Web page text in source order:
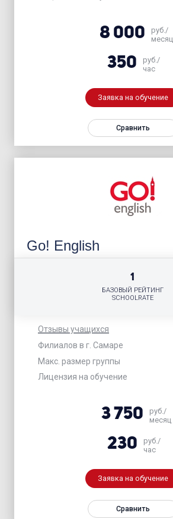
8 000
руб./
месяц
350
руб./
час
Заявка на обучение
Сравнить
Go! English
Отзывы учащихся
Филиалов в г. Самаре
Макс. размер группы
Лицензия на обучение
1
БАЗОВЫЙ РЕЙТИНГ
SCHOOLRATE
3 750
руб./
месяц
230
руб./
час
Заявка на обучение
Сравнить